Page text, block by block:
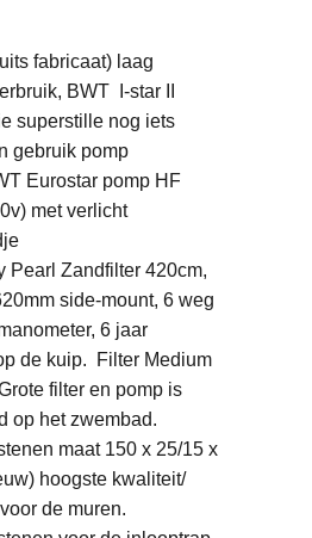
fabricaat) laag
BWT
I-star II
superstille nog iets
gebruik pomp
Eurostar pomp HF
met verlicht
Pearl Zandfilter 420cm,
side-mount, 6 weg
6 jaar
de kuip.
Filter Medium
filter en pomp is
op het zwembad.
maat 150 x 25/15 x
hoogste kwaliteit/
de muren.